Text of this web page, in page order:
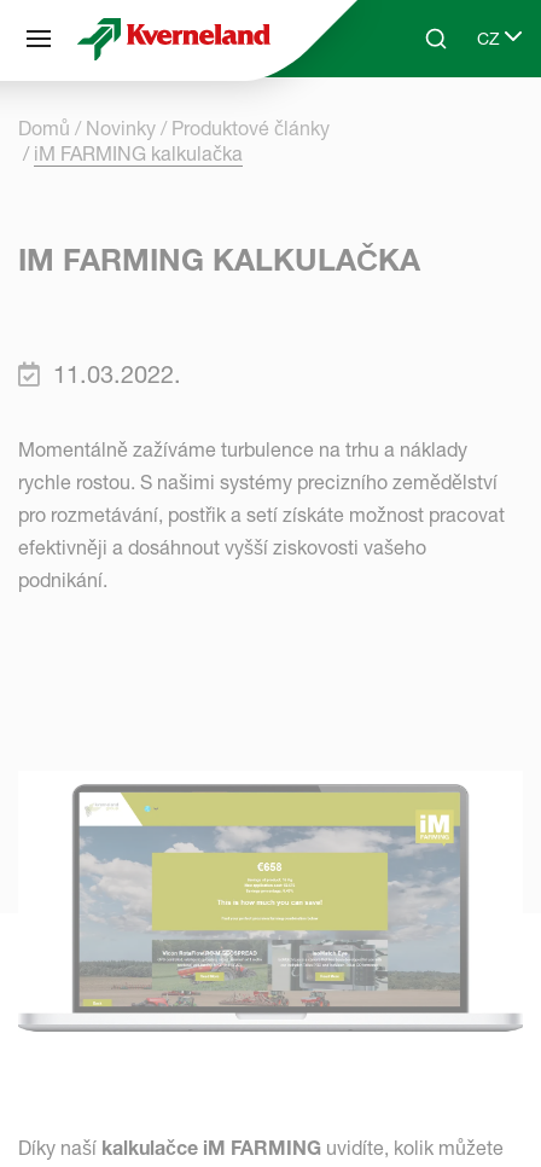
Skip to main contentSearchCZ
Select
Domů Novinky
Produktové články
iM FARMING kalkulačka
IM FARMING KALKULAČKA
11.03.2022.
Momentálně zažíváme turbulence na trhu a náklady
rychle rostou. S našimi systémy precizního zemědělství
pro rozmetávání, postřik a setí získáte možnost pracovat
efektivněji a dosáhnout vyšší ziskovosti vašeho
podnikání.
Díky naší kalkulačce iM FARMING uvidíte, kolik můžete
Panel pro správu cookies